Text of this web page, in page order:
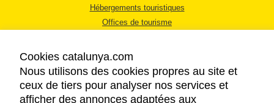
Hébergements touristiques
Offices de tourisme
Cookies catalunya.com
Nous utilisons des cookies propres au site et
ceux de tiers pour analyser nos services et
afficher des annonces adaptées aux